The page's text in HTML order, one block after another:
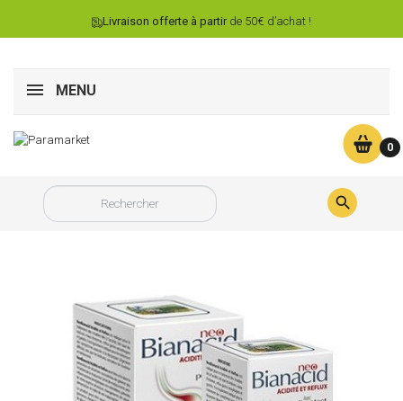
Livraison offerte à partirde 50€ d’achat !
MENU
0
